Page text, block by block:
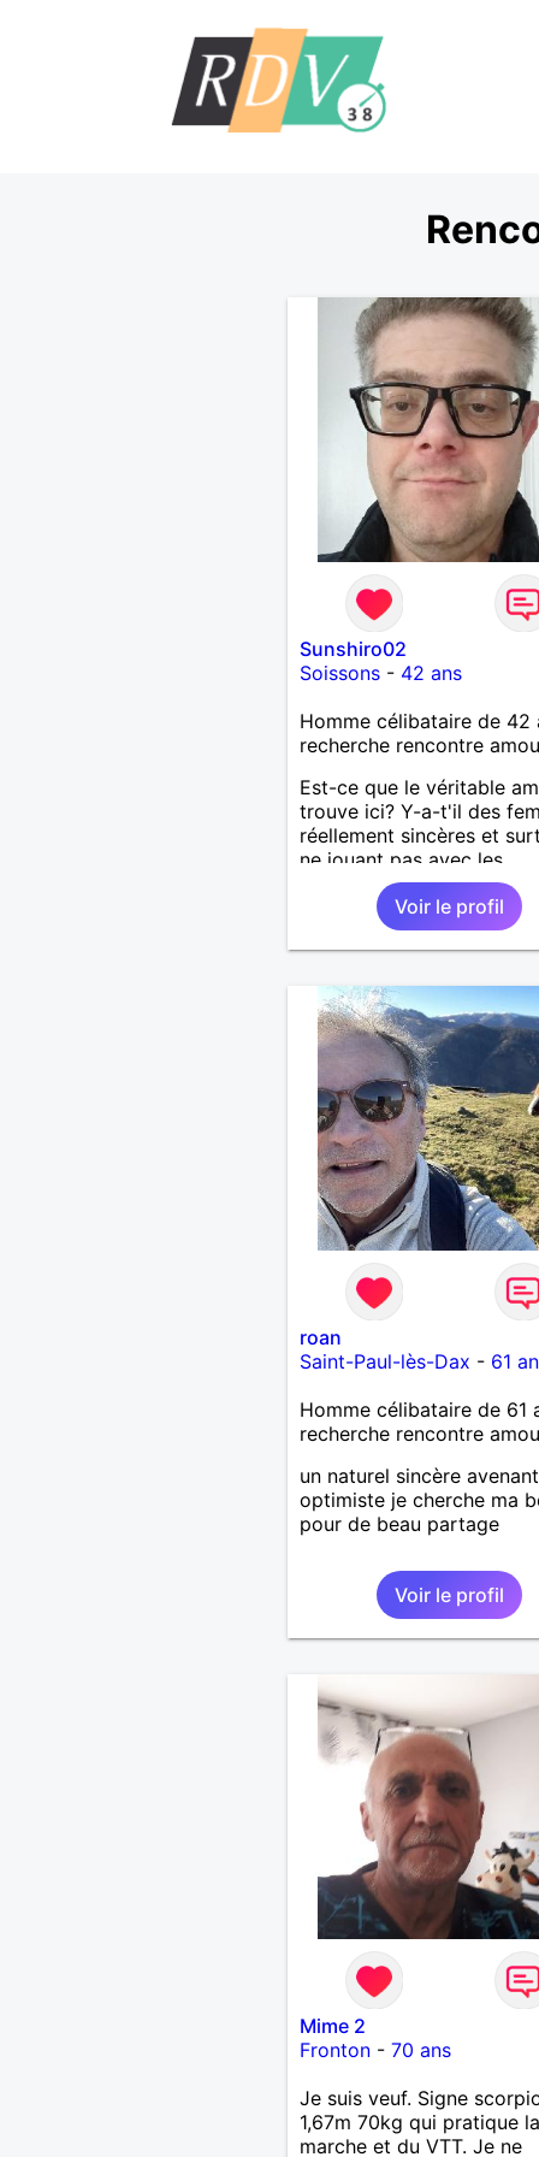
Sunshiro02
Soissons- 42 ans
Homme célibataire de 42
recherche rencontre
Est-ce que le véritable
trouve ici? Y-a-t'il des
réellement sincères et
ne jouant pas avec les
sentiments des hommes?
un homme protecteur et
bienveillant, je veux
d'y croire et pouvoir enfin
désir temps. Faux profil,
profiteuse et autres
passer votre chemin,
m'intéressez pas du tout!
Voir le profil
roan
Saint-Paul-lès-Dax - 61
Homme célibataire de 61
recherche rencontre
un naturel sincère
optimiste je cherche ma
pour de beau partage
Voir le profil
Mime 2
Fronton- 70 ans
Je suis veuf. Signe
1,67m 70kg qui pratique la
marche et du VTT. Je ne